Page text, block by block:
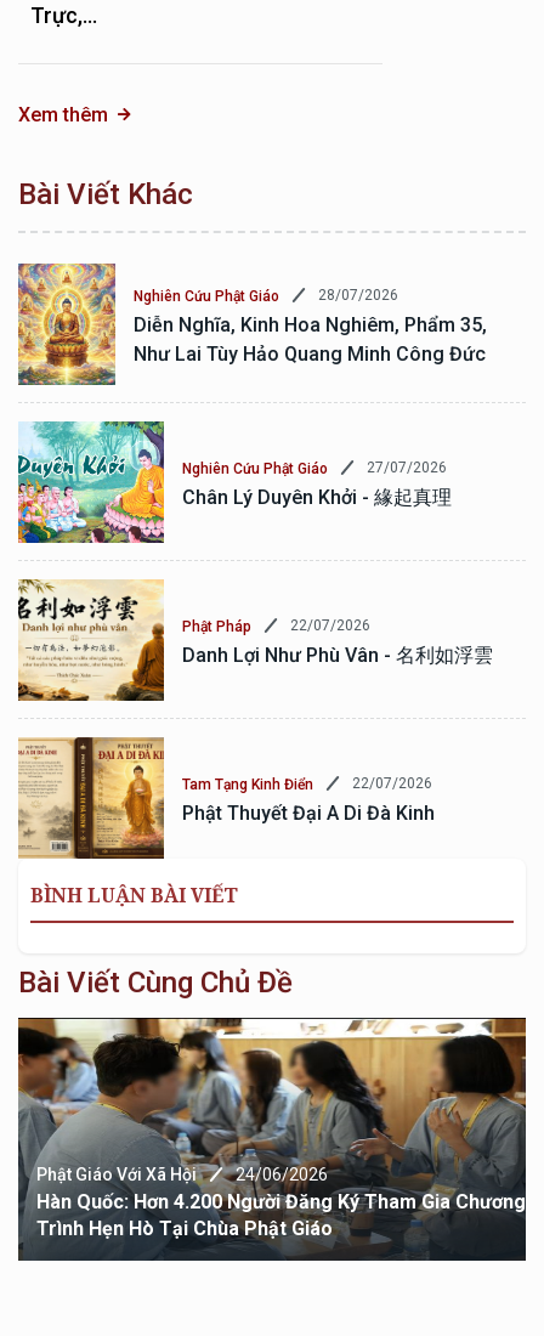
Trực,...
Xem thêm
Bài Viết Khác
Nghiên Cứu Phật Giáo 28/07/2026
Diễn Nghĩa, Kinh Hoa Nghiêm, Phẩm 35,
Như Lai Tùy Hảo Quang Minh Công Đức
Nghiên Cứu Phật Giáo 27/07/2026
Chân Lý Duyên Khởi - 緣起真理
Phật Pháp 22/07/2026
Danh Lợi Như Phù Vân - 名利如浮雲
Tam Tạng Kinh Điển 22/07/2026
Phật Thuyết Đại A Di Đà Kinh
BÌNH LUẬN BÀI VIẾT
Bài Viết Cùng Chủ Đề
Phật Giáo Với Xã Hội 24/06/2026
Hàn Quốc: Hơn 4.200 Người Đăng Ký Tham Gia Chương
Trình Hẹn Hò Tại Chùa Phật Giáo